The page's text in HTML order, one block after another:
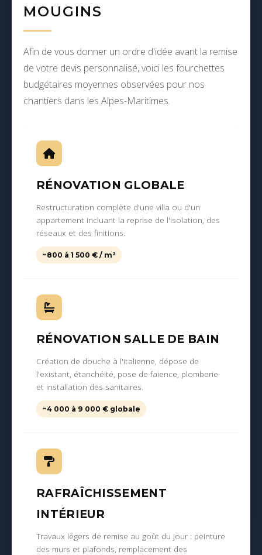
MOUGINS
Afin de vous donner un ordre d'idée avant la remise
de votre devis personnalisé, voici les fourchettes
budgétaires moyennes observées pour nos
chantiers dans les Alpes-Maritimes.
RÉNOVATION GLOBALE
Restructuration complète d'une villa ou d'un
appartement incluant la reprise de l'isolation, des
réseaux et des finitions.
~800 à 1 500 € / m²
RÉNOVATION SALLE DE BAIN
Création de douche à l'italienne, dépose de
l'existant, étanchéité, pose de faïence, plomberie
et installation des sanitaires.
~4 000 à 9 000 € globale
RAFRAÎCHISSEMENT
INTÉRIEUR
Travaux légers de remise au goût du jour : peinture
des murs et plafonds, remplacement des